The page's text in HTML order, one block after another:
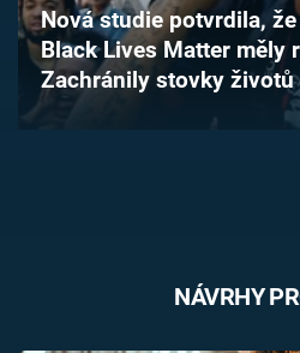
Časopis
Sledujte prima+
Nová studie potvrdila,
Black Lives Matter měly
Zachránily stovky životů
NÁVRHY